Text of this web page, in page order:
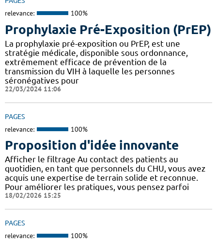
relevance: 100%
Prophylaxie Pré-Exposition (PrEP)
La prophylaxie pré-exposition ou PrEP, est une
stratégie médicale, disponible sous ordonnance,
extrêmement efficace de prévention de la
transmission du VIH à laquelle les personnes
séronégatives pour
22/03/2024 11:06
PAGES
relevance: 100%
Proposition d'idée innovante
Afficher le filtrage Au contact des patients au
quotidien, en tant que personnels du CHU, vous avez
acquis une expertise de terrain solide et reconnue.
Pour améliorer les pratiques, vous pensez parfoi
18/02/2026 15:25
PAGES
relevance: 100%